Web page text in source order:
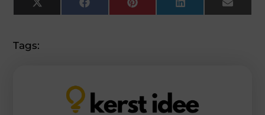
X
(Twitter)
FacebookPinterestLinkedInEmail
Tags: